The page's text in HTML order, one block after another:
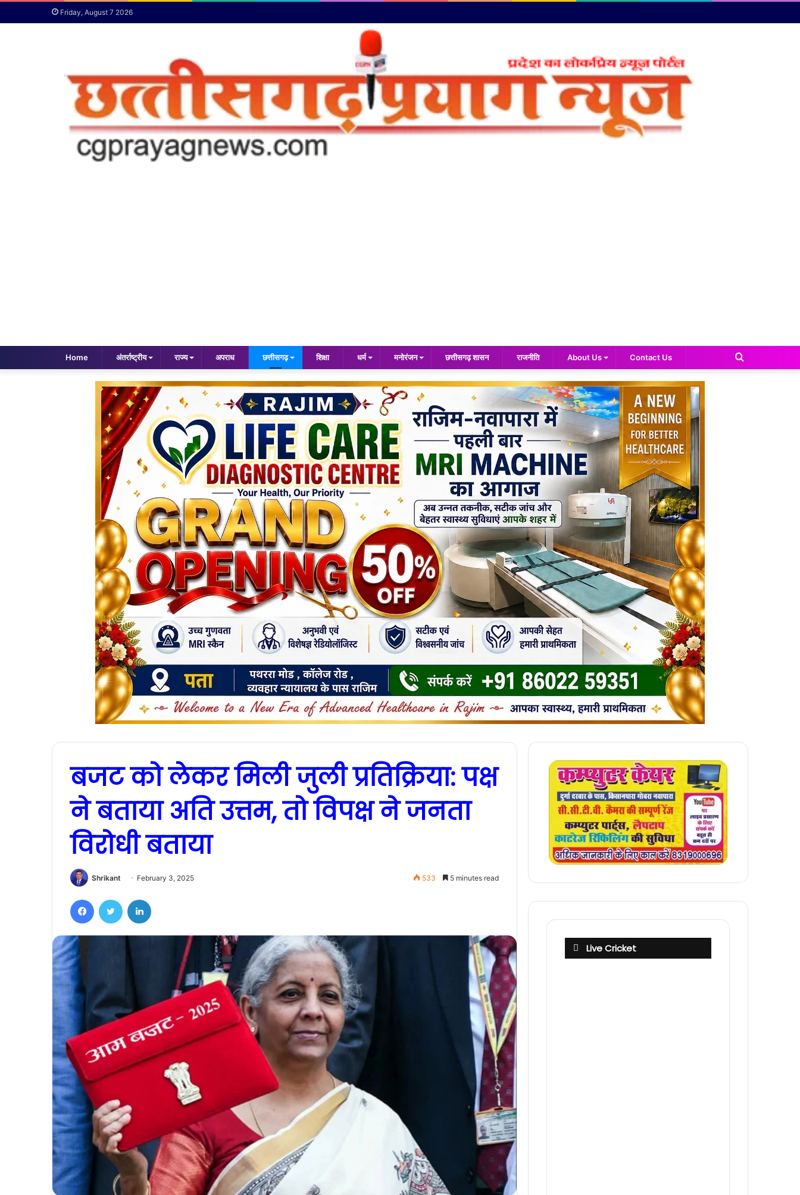
Friday, August 7 2026
Home अंतर्राष्ट्रीय राज्य अपराध छत्तीसगढ़ शिक्षा धर्म मनोरंजन छत्तीसगढ़ शासन राजनीति About Us Contact Us
Search
बजट को लेकर मिली जुली प्रतिक्रिया: पक्ष
ने बताया अति उत्तम, तो विपक्ष ने जनता
विरोधी बताया
Shrikant February 3, 2025 533 5 minutes read
Live Cricket